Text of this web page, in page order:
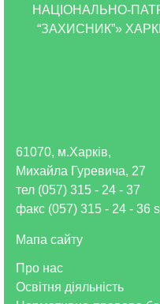
НАЦІОНАЛЬНО-
“ЗАХИСНИК”»
Про нас
Освітня діяльність
61070, м.Харків,
Михайла Гуревича, 27
тел (057) 315 - 24 - 37
факс (057) 315 - 24 - 36
Мапа сайту